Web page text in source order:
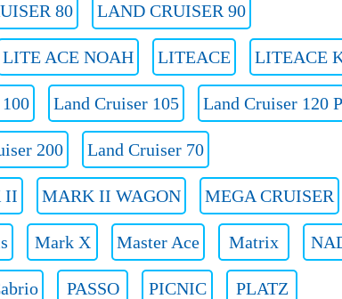
80 LAND CRUISER 90
LITE ACE NOAH LITEACE LITEACE
Land Cruiser 105 Land Cruiser 120
200 Land Cruiser 70
II MARK II WAGON MEGA CRUISER
Mark X Master Ace Matrix
PASSO PICNIC PLATZ